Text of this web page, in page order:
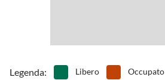
Legenda: Libero Occupato